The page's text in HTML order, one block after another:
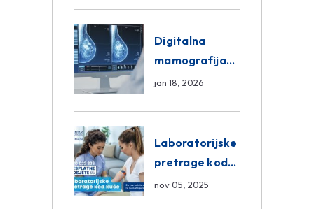
Group
Digitalna
mamografija
Sarajevo –
Centar
Poliklinika
jan 18, 2026
Laboratorijske
pretrage kod
kuće – novo u
nov 05, 2025